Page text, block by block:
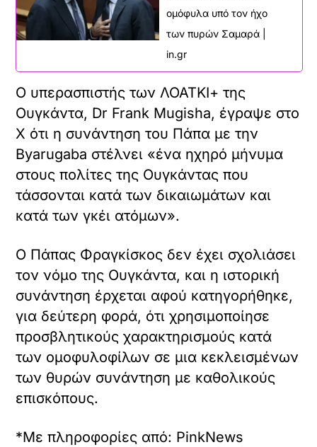
τ
ώ
σ
τ
ε
α
υ
τ
τ
ο
ν
σ
α
τ
ω
μ
έ
ν
ο
π
ρ
ι
ό
ομόφυλα υπό τον ήχο
των πυρών Σαμαρά |
in.gr
Ο υπερασπιστής των ΛΟΑΤΚΙ+ της
Ουγκάντα, Dr Frank Mugisha, έγραψε στο
X ότι η συνάντηση του Πάπα με την
Byarugaba στέλνει «ένα ηχηρό μήνυμα
στους πολίτες της Ουγκάντας που
τάσσονται κατά των δικαιωμάτων και
κατά των γκέι ατόμων».
Ο Πάπας Φραγκίσκος δεν έχει σχολιάσει
τον νόμο της Ουγκάντα, και η ιστορική
συνάντηση έρχεται αφού κατηγορήθηκε,
για δεύτερη φορά, ότι χρησιμοποίησε
προσβλητικούς χαρακτηρισμούς κατά
των ομοφυλοφίλων σε μια κεκλεισμένων
των θυρών συνάντηση με καθολικούς
επισκόπους.
*Με πληροφορίες από: PinkNews